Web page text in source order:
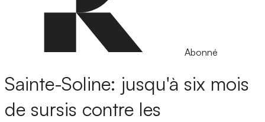
Abonné
Sainte-Soline: jusqu'à six mois
de sursis contre les